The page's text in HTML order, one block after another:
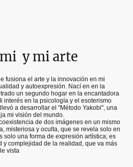
y mi arte
fusiona el arte y la innovación en mi
y autoexpresión. Nací en en la
un segundo hogar en la encantadora
interés en la psicología y el esoterismo
a desarrollar el "Método Yakobi", una
mi visión del mundo.
de dos imágenes en un mismo
misteriosa y oculta, que se revela solo en
solo una forma de expresión artística; es
y complejidad de la realidad, que va más
vista